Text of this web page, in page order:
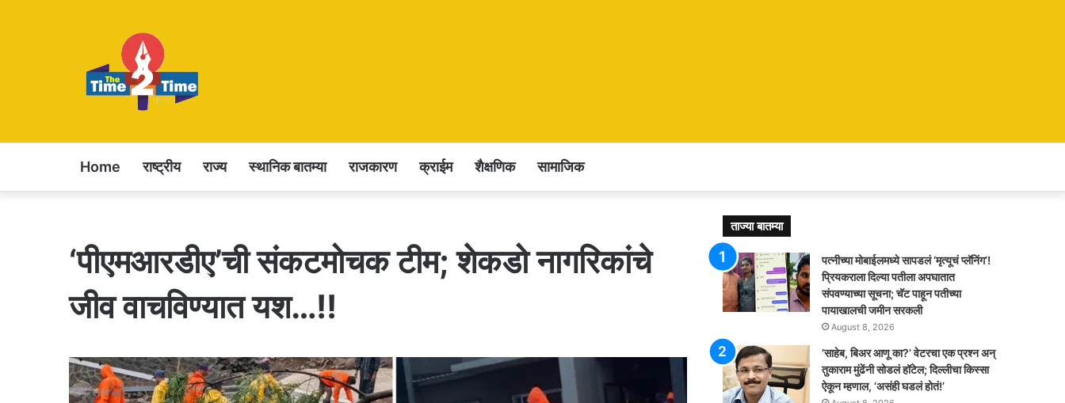
Home राष्ट्रीय राज्य स्थानिक बातम्या राजकारण क्राईम शैक्षणिक सामाजिक
‘पीएमआरडीए’ची संकटमोचक टीम; शेकडो नागरिकांचे
जीव वाचविण्यात यश…!!
ताज्या बातम्या
पत्नीच्या मोबाईलमध्ये सापडलं ‘मृत्यूचं प्लॅनिंग’!
प्रियकराला दिल्या पतीला अपघातात
संपवण्याच्या सूचना; चॅट पाहून पतीच्या
पायाखालची जमीन सरकली
August 8, 2026
‘साहेब, बिअर आणू का?’ वेटरचा एक प्रश्न अन्
तुकाराम मुंढेंनी सोडलं हॉटेल; दिल्लीचा किस्सा
ऐकून म्हणाल, ‘असंही घडलं होतं!’